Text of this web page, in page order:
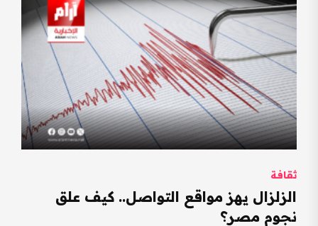
ثقافة
الزلزال يهز مواقع التواصل.. كيف علق
نجوم مصر؟